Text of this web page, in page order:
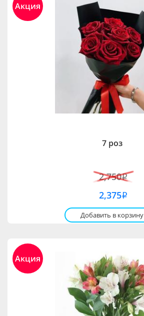
Акция
7 роз
2,750i
2,375i
Добавить в корзину
Акция